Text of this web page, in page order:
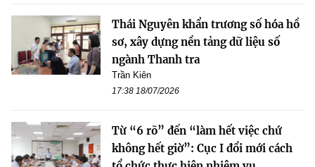
Thái Nguyên khẩn trương số hóa hồ
sơ, xây dựng nền tảng dữ liệu số
ngành Thanh tra
Trần Kiên
17:38 18/07/2026
Từ “6 rõ” đến “làm hết việc chứ
không hết giờ”: Cục I đổi mới cách